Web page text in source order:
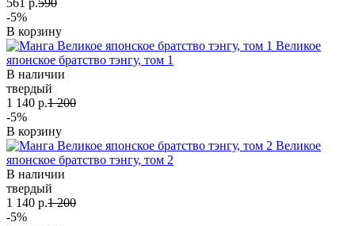
561 р.590
-5%
В корзину
Великое
японское братство тэнгу, том 1
В наличии
твердый
1 140 р.1 200
-5%
В корзину
Великое
японское братство тэнгу, том 2
В наличии
твердый
1 140 р.1 200
-5%